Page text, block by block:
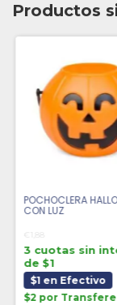
Productos
POCHOCLERA
CON LUZ
€1,88
3 cuotas sin
de $1
$1 en Efectivo
$2 por